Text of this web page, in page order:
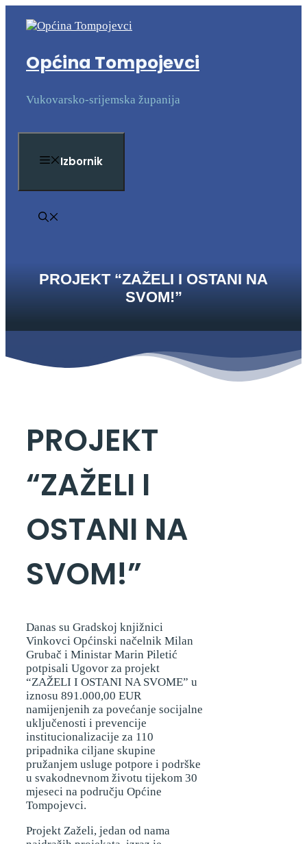
Općina Tompojevci
Vukovarsko-srijemska županija
Izbornik
PROJEKT “ZAŽELI I OSTANI NA
SVOM!”
PROJEKT
“ZAŽELI I
OSTANI NA
SVOM!”
Danas su Gradskoj knjižnici
Vinkovci Općinski načelnik Milan
Grubač i Ministar Marin Piletić
potpisali Ugovor za projekt
“ZAŽELI I OSTANI NA SVOME” u
iznosu 891.000,00 EUR
namijenjenih za povećanje socijalne
uključenosti i prevencije
institucionalizacije za 110
pripadnika ciljane skupine
pružanjem usluge potpore i podrške
u svakodnevnom životu tijekom 30
mjeseci na području Općine
Tompojevci.
Projekt Zaželi, jedan od nama